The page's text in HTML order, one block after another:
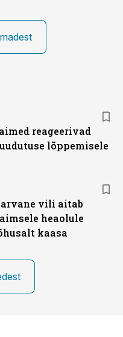
reageerivad
lõppemisele
vili aitab
heaolule
kaasa